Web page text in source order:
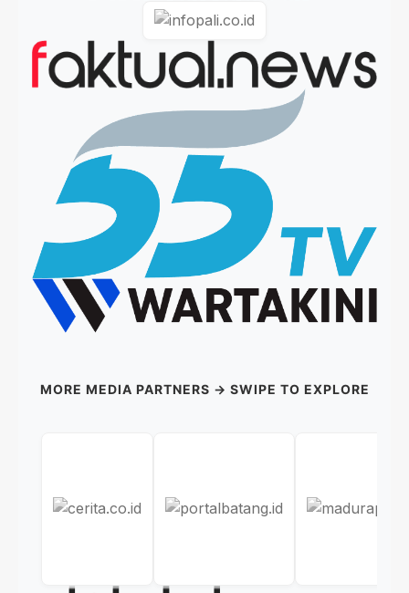
MORE MEDIA PARTNERS → SWIPE TO EXPLORE